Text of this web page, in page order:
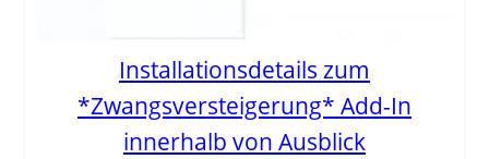
Installationsdetails zum
*Zwangsversteigerung* Add-In
innerhalb von Ausblick